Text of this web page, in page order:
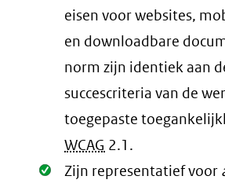
eisen voor websites,
en downloadbare
norm zijn identiek aan
succescriteria van de
toegepaste
WCAG 2.1 .
Oké.
Zijn representatief voor